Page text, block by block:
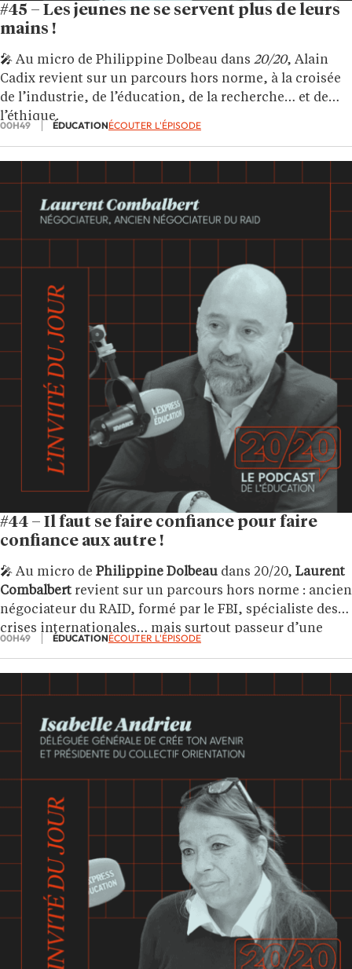
#45 – Les jeunes ne se servent plus de leurs
mains !
🎤 Au micro de Philippine Dolbeau dans 20/20, Alain
Cadix revient sur un parcours hors norme, à la croisée
de l’industrie, de l’éducation, de la recherche… et de
l’éthique.
00H49 ÉDUCATIONÉCOUTER L'ÉPISODE
#44 – Il faut se faire confiance pour faire
confiance aux autre !
🎤 Au micro de Philippine Dolbeau dans 20/20, Laurent
Combalbert revient sur un parcours hors norme : ancien
négociateur du RAID, formé par le FBI, spécialiste des
crises internationales… mais surtout passeur d’une
idée forte : négocier, c’est déjà éduquer.
00H49 ÉDUCATIONÉCOUTER L'ÉPISODE